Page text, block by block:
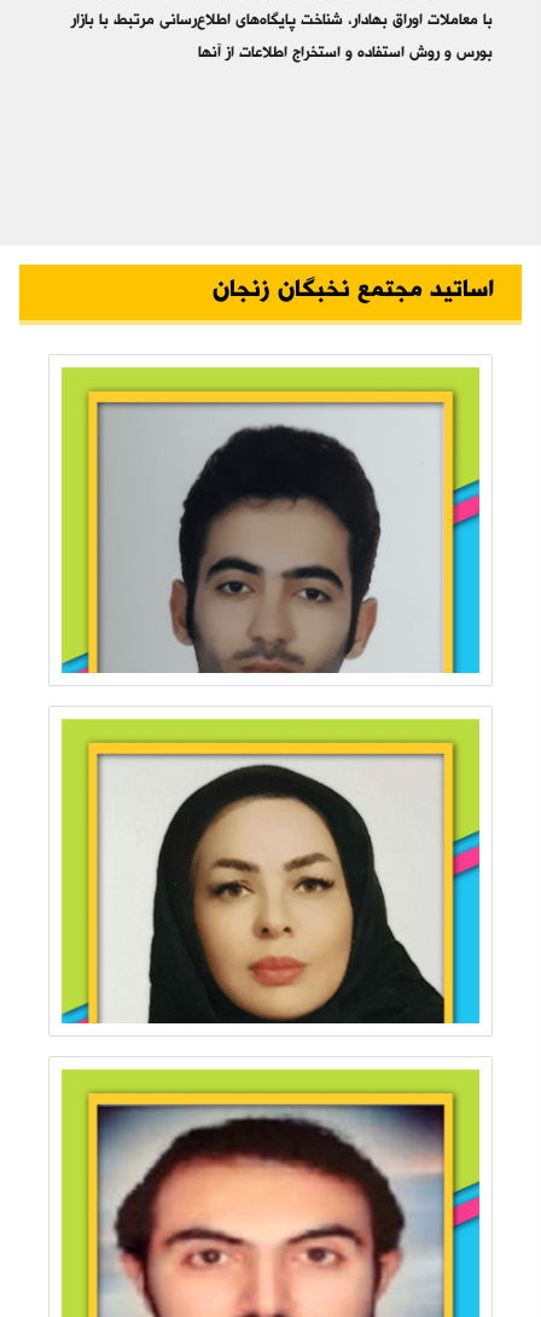
با معاملات اوراق بهادار، شناخت پایگاه‌های اطلاع‌رسانی مرتبط با بازار
بورس و روش استفاده و استخراج اطلاعات از آنها
اساتید مجتمع نخبگان زنجان